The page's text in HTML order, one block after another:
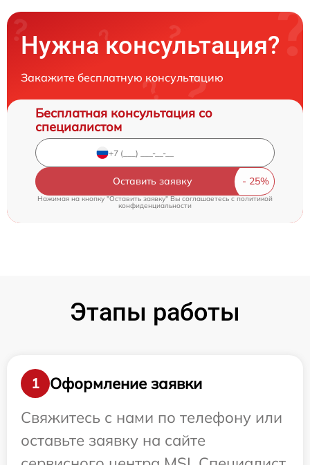
Нужна консультация?
Закажите бесплатную консультацию
Бесплатная консультация со
специалистом
Оставить заявку
Нажимая на кнопку "Оставить заявку" Вы соглашаетесь cполитикой
конфиденциальности
Этапы работы
1
Оформление заявки
Свяжитесь с нами по телефону или
оставьте заявку на сайте